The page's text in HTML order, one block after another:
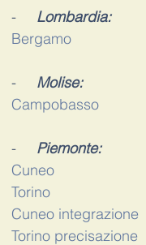
- Lombardia:
Bergamo
- Molise:
Campobasso
- Piemonte:
Cuneo
Torino
Cuneo integrazione
Torino precisazione